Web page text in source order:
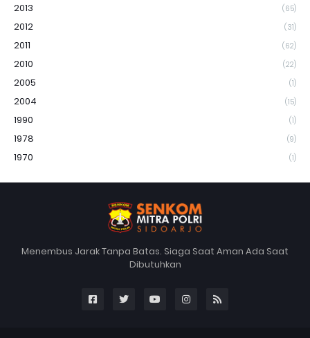
2013 (65)
2012 (31)
2011 (62)
2010 (22)
2005 (1)
2004 (15)
1990 (1)
1978 (9)
1970 (1)
Menembus Jarak Tanpa Batas. Siaga Saat Aman Ada Saat
Dibutuhkan